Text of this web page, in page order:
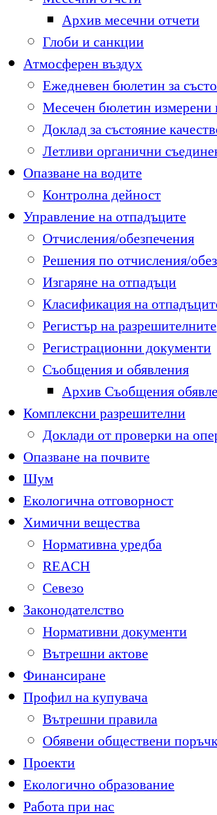
Архив месечни отчети
Глоби и санкции
Атмосферен въздух
Ежедневен бюлетин за
Месечен бюлетин
Доклад за състояние
Летливи органични
Опазване на водите
Контролна дейност
Управление на отпадъците
Отчисления/обезпечения
Решения по отчисления/
Изгаряне на отпадъци
Класификация на
Регистър на разрешителните
Регистрационни документи
Съобщения и обявления
Архив Съобщения
Комплексни разрешителни
Доклади от проверки на
Опазване на почвите
Шум
Екологична отговорност
Химични вещества
Нормативна уредба
REACH
Севезо
Законодателство
Нормативни документи
Вътрешни актове
Финансиране
Профил на купувача
Вътрешни правила
Обявени обществени
Проекти
Екологично образование
Работа при нас